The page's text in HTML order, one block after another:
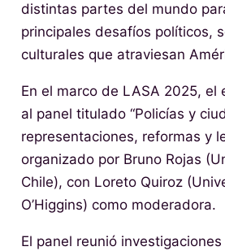
distintas partes del mundo
principales desafíos políticos,
culturales que atraviesan
En el marco de LASA 2025, el
al panel titulado “Policías y
representaciones, reformas y
organizado por Bruno Rojas
Chile), con Loreto Quiroz
O’Higgins) como moderadora.
El panel reunió